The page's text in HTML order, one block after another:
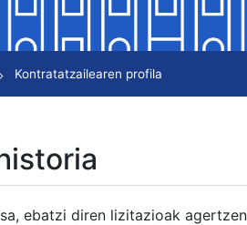
Kontratatzailearen profila
ebatzi diren lizitazioak